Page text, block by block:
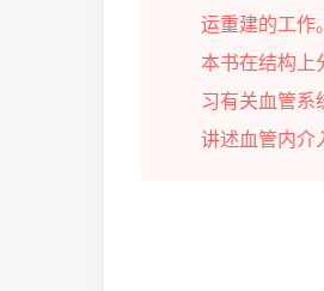
运重建的工作
本书在结构上
习有关血管
讲述血管内介